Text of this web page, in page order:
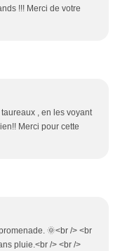
!!! Merci de votre
, en les voyant
Merci pour cette
🌞<br /> <br
pluie.<br /> <br />